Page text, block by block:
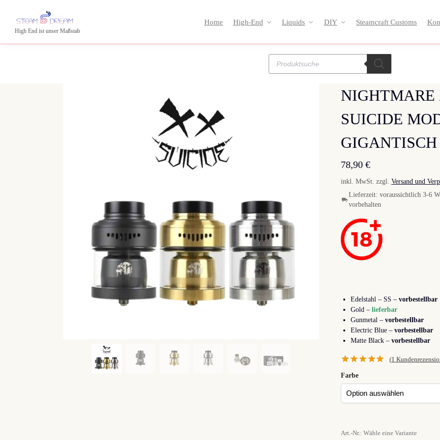
High End ist unser Maßstab
Home High-End Liquids DIY Steamcraft Customs
NIGHTMARE
SUICIDE
GIGANTISCH
78,90 €
inkl. MwSt. zzgl. Versand und
Lieferzeit: voraussichtlich 3-6
vorbehalten
Edelstahl – SS – vorbestellbar
Gold – lieferbar
Gunmetal – vorbestellbar
Electric Blue – vorbestellbar
Matte Black – vorbestellbar
(1
Farbe
Art.-Nr.: Wähle eine Variante